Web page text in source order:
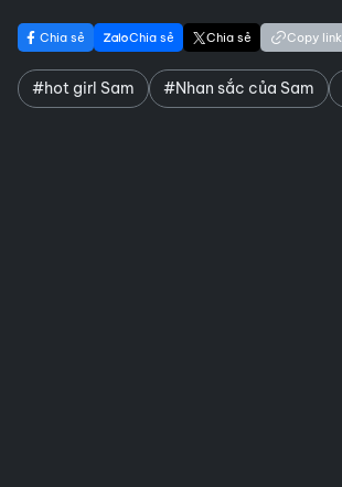
Chia sẻ Chia sẻ Chia sẻ Copy link
#hot girl Sam #Nhan sắc của Sam